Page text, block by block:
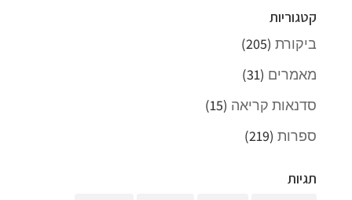
קטגוריות
ביקורת(205)
מאמרים (31)
סדנאות קריאה (15)
ספרות(219)
תגיות